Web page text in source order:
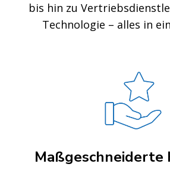
bis hin zu
Technologie – alles in
Maßgeschneiderte